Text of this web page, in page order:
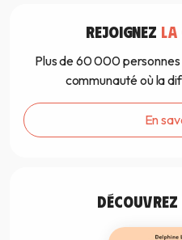
REJOIGNEZ LA
Plus de 60 000
communauté où la
En
DÉCOUVREZ